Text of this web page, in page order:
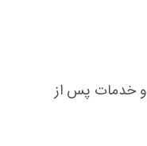
و خدمات پس از